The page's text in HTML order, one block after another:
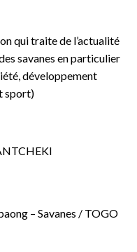
qui traite de l’actualité
savanes en particulier
développement
sport)
– Savanes / TOGO